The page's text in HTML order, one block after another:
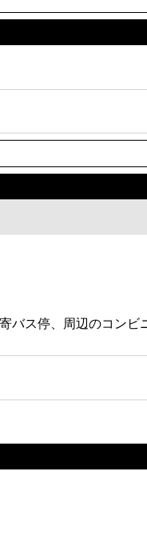
バス停、周辺のコンビ